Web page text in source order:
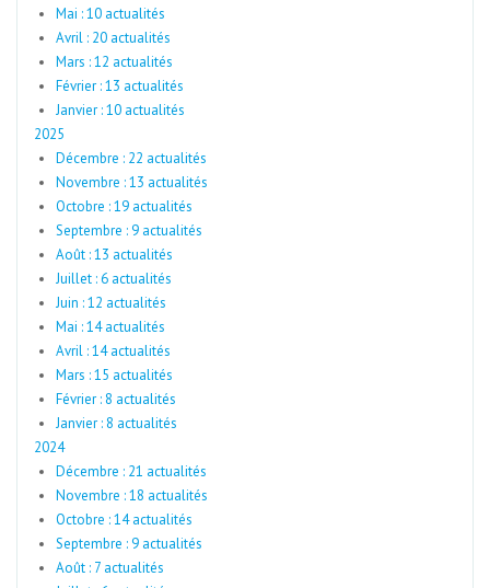
Mai : 10 actualités
Avril : 20 actualités
Mars : 12 actualités
Février : 13 actualités
Janvier : 10 actualités
2025
Décembre : 22 actualités
Novembre : 13 actualités
Octobre : 19 actualités
Septembre : 9 actualités
Août : 13 actualités
Juillet : 6 actualités
Juin : 12 actualités
Mai : 14 actualités
Avril : 14 actualités
Mars : 15 actualités
Février : 8 actualités
Janvier : 8 actualités
2024
Décembre : 21 actualités
Novembre : 18 actualités
Octobre : 14 actualités
Septembre : 9 actualités
Août : 7 actualités